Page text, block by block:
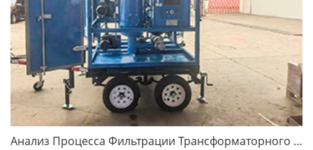
Анализ Процесса Фильтрации Трансформаторного Масла В Саудовской Аравии.